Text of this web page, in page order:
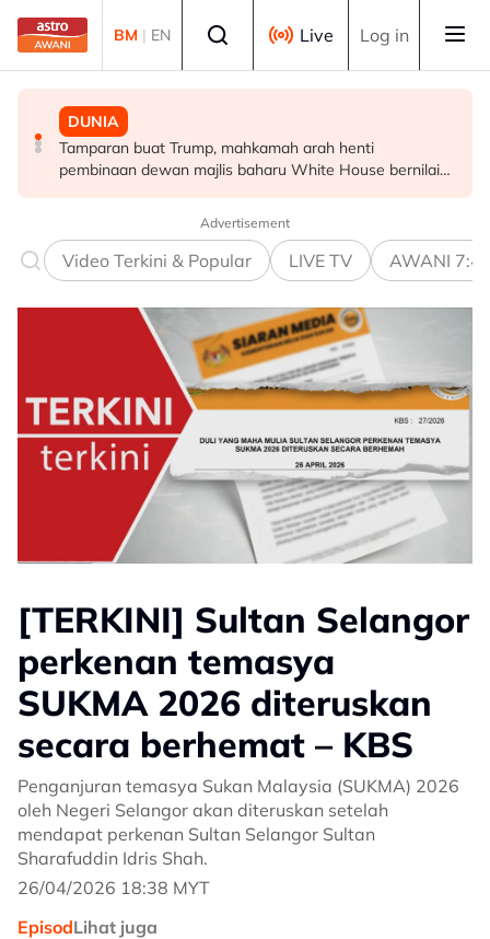
Skip to main content
BM | EN Live Log in
DUNIA
Tamparan buat Trump, mahkamah arah henti
pembinaan dewan majlis baharu White House bernilai
MALAYSIA
Ketua masyarakat perlu fahami, sampaikan dasar
kerajaan pada rakyat - Abang Johari
DUNIA
Pakistan, Arab Saudi, Turkiye tandatangani perjanjian
perkukuh pertahanan kolektif
Advertisement
Video Terkini & Popular LIVE TV AWANI
[TERKINI] Sultan Selangor
perkenan temasya
SUKMA 2026 diteruskan
secara berhemat – KBS
Penganjuran temasya Sukan Malaysia (SUKMA) 2026
oleh Negeri Selangor akan diteruskan setelah
mendapat perkenan Sultan Selangor Sultan
Sharafuddin Idris Shah.
26/04/2026 18:38 MYT
EpisodLihat juga